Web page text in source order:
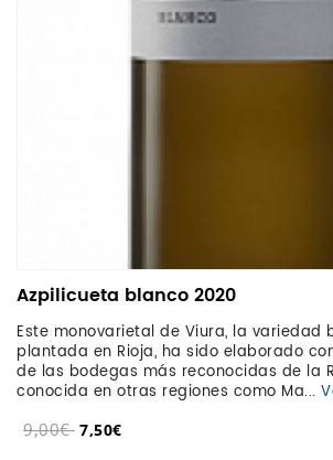
Azpilicueta blanco 2020
Este monovarietal de Viura, la variedad
plantada en Rioja, ha sido elaborado
de las bodegas más reconocidas de la
conocida en otras regiones como Ma...
9,00€ 7,50€